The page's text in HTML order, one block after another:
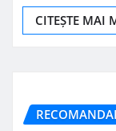
CITEȘTE MAI